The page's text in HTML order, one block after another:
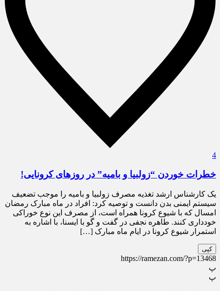
4
خطرات خوردن “زولبیا و بامیه” در روزهای کرونایی!
یک کارشناس ارشد تغذیه مصرف زولبیا و بامیه را موجب تضعیف
سیستم ایمنی بدن دانست و توصیه کرد: افراد در ماه مبارک رمضان
امسال که با شیوع کرونا همراه است، از مصرف این نوع خوراکی
خودداری کنند. طاهره نجفی در گفت و گو با ایسنا، با اشاره به
استمرار شیوع کرونا در ایام ماه مبارک […]
کپی
https://ramezan.com/?p=13468
پ
پ